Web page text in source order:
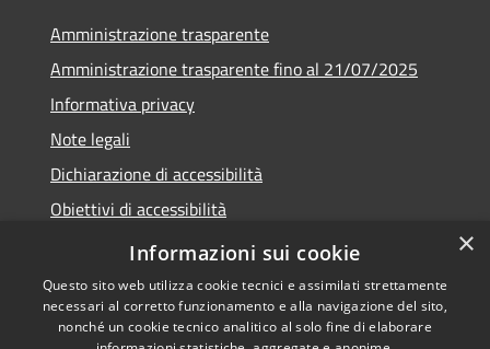
Amministrazione trasparente
Amministrazione trasparente fino al 21/07/2025
Informativa privacy
Note legali
Dichiarazione di accessibilità
Obiettivi di accessibilità
Piano di miglioramento
×
Informazioni sui cookie
Questo sito web utilizza cookie tecnici e assimilati strettamente
necessari al corretto funzionamento e alla navigazione del sito,
nonché un cookie tecnico analitico al solo fine di elaborare